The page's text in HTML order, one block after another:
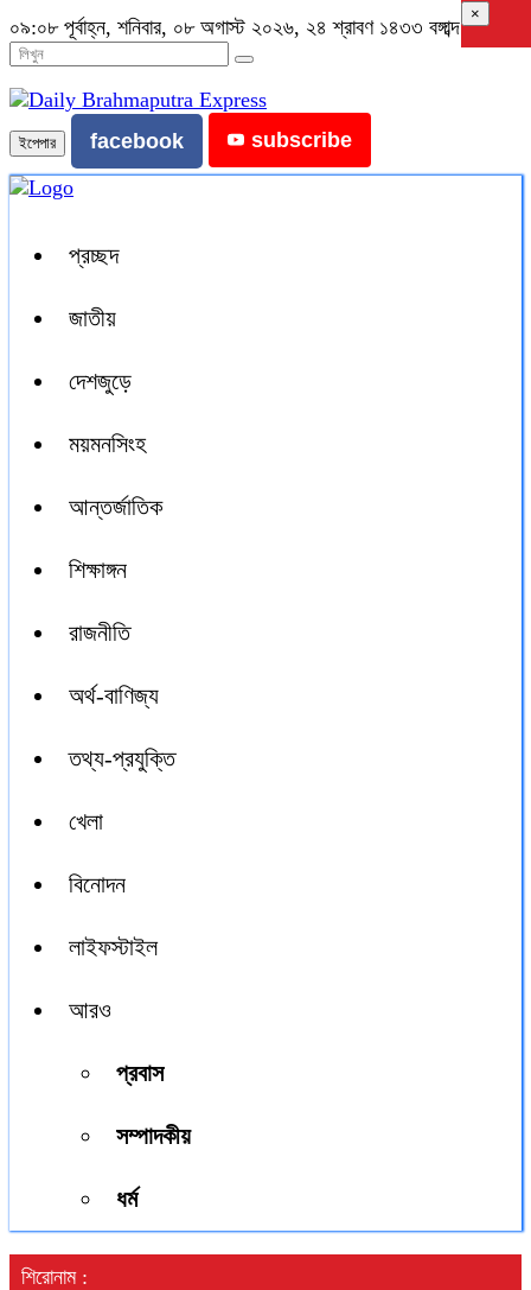
০৯:০৮ পূর্বাহ্ন, শনিবার, ০৮ অগাস্ট ২০২৬, ২৪ শ্রাবণ ১৪৩৩ বঙ্গাব্দ
ইপেপার facebook subscribe
প্রচ্ছদ
জাতীয়
দেশজুড়ে
ময়মনসিংহ
আন্তর্জাতিক
শিক্ষাঙ্গন
রাজনীতি
অর্থ-বাণিজ্য
তথ্য-প্রযুক্তি
খেলা
বিনোদন
লাইফস্টাইল
আরও
প্রবাস
সম্পাদকীয়
ধর্ম
শিরোনাম :
×